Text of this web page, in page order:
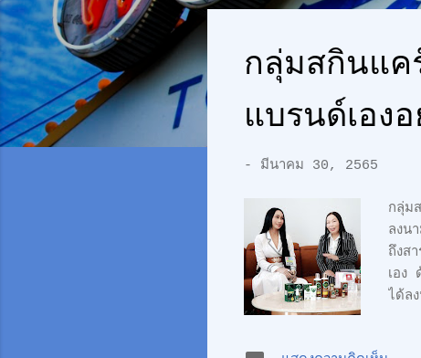
ท
กลุ่มสกินแค
แบรนด์เอง
- มีนาคม 30, 2565
กลุ่ม
ลงน
ถึงส
เอง
ได้ล